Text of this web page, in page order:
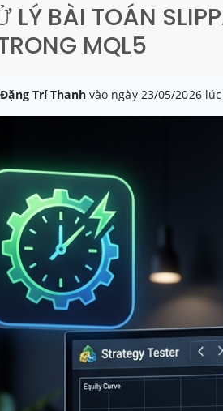
LÝ BÀI TOÁN
MQL5
Đặng Trí Thanhvào ngày 23/05/2026